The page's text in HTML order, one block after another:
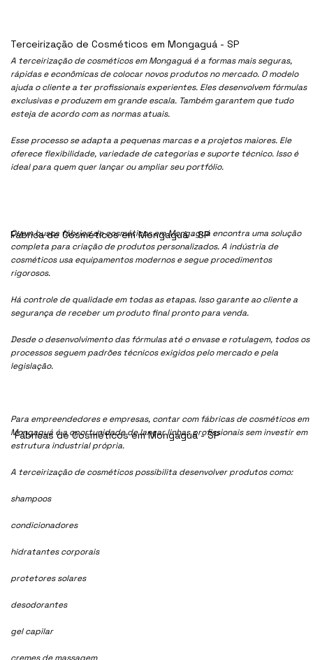
A terceirização de cosméticos em Mongaguá é a formas mais seguras,
rápidas e econômicas de colocar novos produtos no mercado. O modelo
ajuda o cliente a ter profissionais experientes. Eles desenvolvem fórmulas
exclusivas e produzem em grande escala. Também garantem que tudo
esteja de acordo com as normas atuais.
Esse processo se adapta a pequenas marcas e a projetos maiores. Ele
oferece flexibilidade, variedade de categorias e suporte técnico. Isso é
ideal para quem quer lançar ou ampliar seu portfólio.
Quem busca fábrica de cosméticos em Mongaguá encontra uma solução
completa para criação de produtos personalizados. A indústria de
cosméticos usa equipamentos modernos e segue procedimentos
rigorosos.
Há controle de qualidade em todas as etapas. Isso garante ao cliente a
segurança de receber um produto final pronto para venda.
Desde o desenvolvimento das fórmulas até o envase e rotulagem, todos os
processos seguem padrões técnicos exigidos pelo mercado e pela
legislação.
Para empreendedores e empresas, contar com fábricas de cosméticos em
Mongaguá é a oportunidade de lançar linhas profissionais sem investir em
estrutura industrial própria.
A terceirização de cosméticos possibilita desenvolver produtos como:
shampoos
condicionadores
hidratantes corporais
protetores solares
desodorantes
gel capilar
Fábrica de Cosméticos em Mongaguá - SP
Terceirização de Cosméticos em Mongaguá - SP
Fábricas de Cosméticos em Mongaguá - SP